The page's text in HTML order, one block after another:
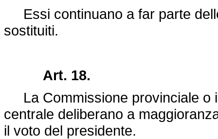
Essi continuano a far parte
sostituiti.
Art. 18.
La Commissione provinciale o
centrale deliberano a
il voto del presidente.